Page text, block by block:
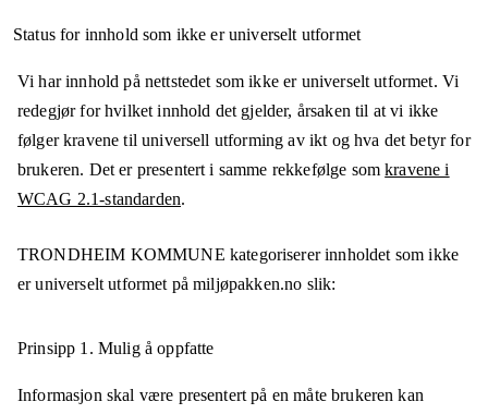
Status for innhold som ikke er universelt utformet
Vi har innhold på nettstedet som ikke er universelt utformet. Vi
redegjør for hvilket innhold det gjelder, årsaken til at vi ikke
følger kravene til universell utforming av ikt og hva det betyr for
brukeren. Det er presentert i samme rekkefølge somkravene i
WCAG 2.1-standarden.
TRONDHEIM KOMMUNE kategoriserer innholdet som ikke
er universelt utformet påmiljøpakken.no slik:
Prinsipp 1. Mulig å oppfatte
Informasjon skal være presentert på en måte brukeren kan